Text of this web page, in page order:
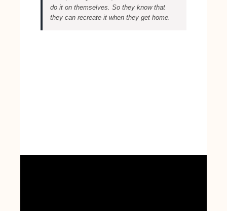
do it on themselves. So they know that
they can recreate it when they get home.